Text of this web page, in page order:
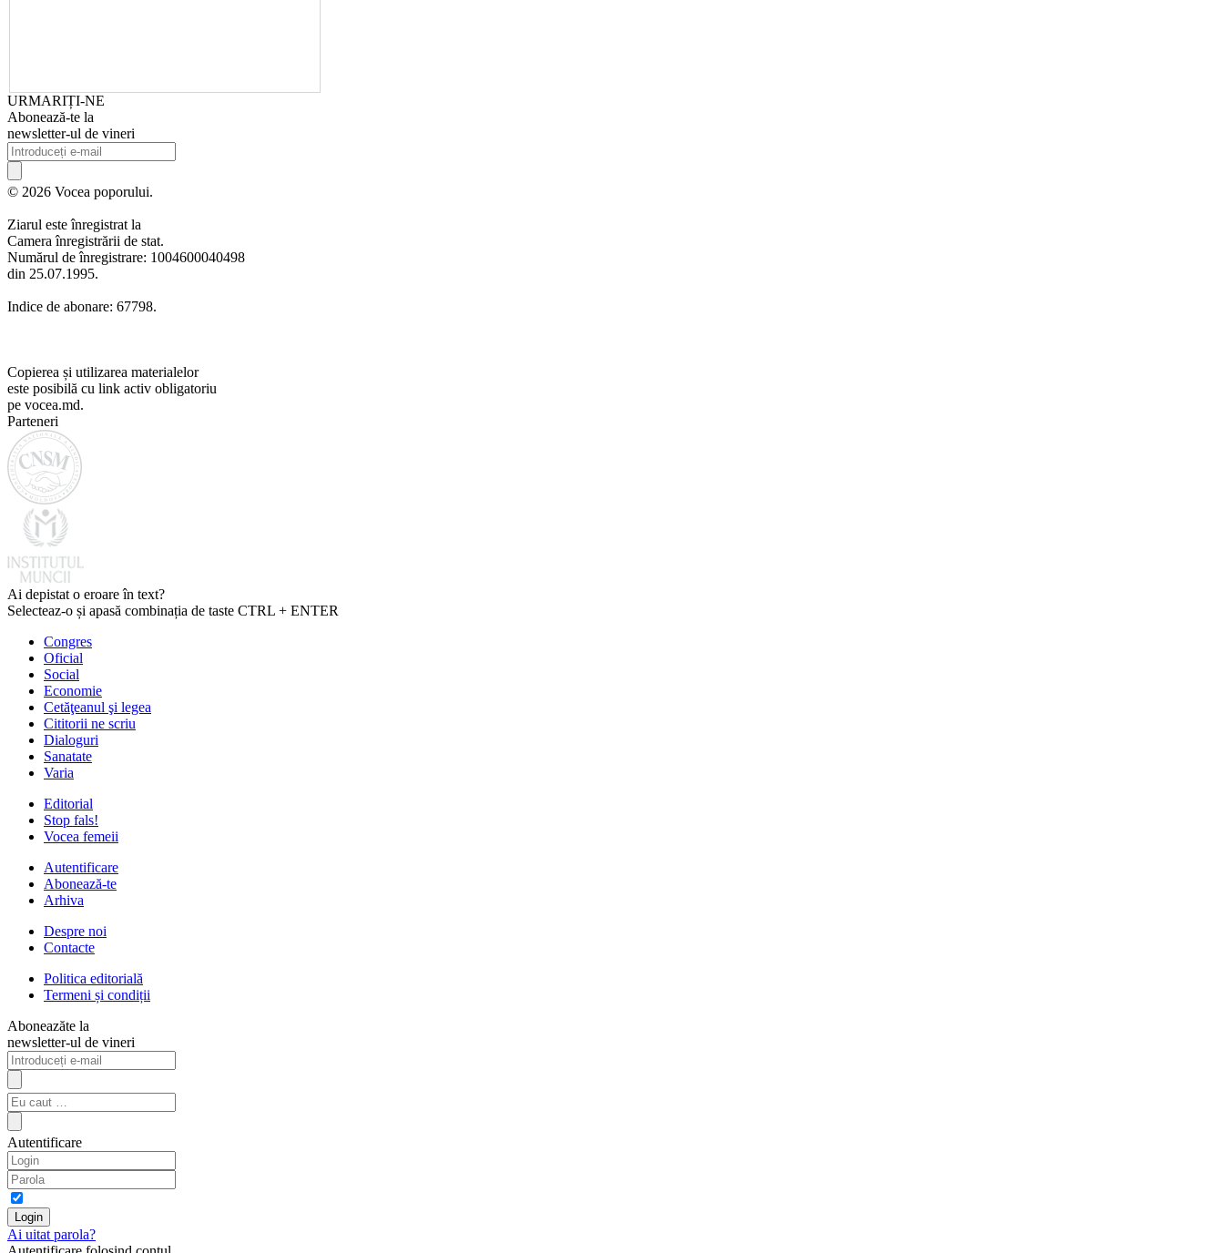
URMARIȚI-NE
Abonează-te la
newsletter-ul de vineri
© 2026 Vocea poporului.
Ziarul este înregistrat la
Camera înregistrării de stat.
Numărul de înregistrare: 1004600040498
din 25.07.1995.
Indice de abonare: 67798.
Copierea și utilizarea materialelor
este posibilă cu link activ obligatoriu
pe vocea.md.
Parteneri
Ai depistat o eroare în text?
Selecteaz-o și apasă combinația de taste CTRL + ENTER
Congres
Oficial
Social
Economie
Cetăţeanul şi legea
Cititorii ne scriu
Dialoguri
Sanatate
Varia
Editorial
Stop fals!
Vocea femeii
Autentificare
Abonează-te
Arhiva
Despre noi
Contacte
Politica editorială
Termeni și condiții
Aboneazăte la
newsletter-ul de vineri
Autentificare
Ai uitat parola?